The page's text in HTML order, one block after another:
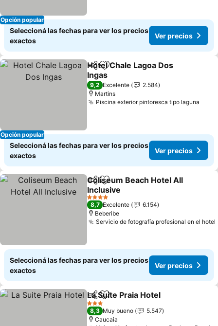
Opción popular
Seleccioná las fechas para ver los precios
exactos
Ver precios
Opción popular
CompartirAñadir a favoritos
Hotel Chale Lagoa Dos
Ingas
9,2 Excelente
2.584
Martins
Piscina exterior pintoresca tipo laguna
Seleccioná las fechas para ver los precios
exactos
Ver precios
CompartirAñadir a favoritos
Coliseum Beach Hotel All
Inclusive
4 Estrellas
8,7 Excelente
6.154
Beberibe
Servicio de fotografía profesional en el hotel
Seleccioná las fechas para ver los precios
exactos
Ver precios
CompartirAñadir a favoritos
La Suite Praia Hotel
3 Estrellas
8,3 Muy bueno
5.547
Caucaia